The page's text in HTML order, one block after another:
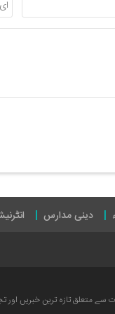
دینی مدارس
سے متعلق تازہ ترین خبریں اور